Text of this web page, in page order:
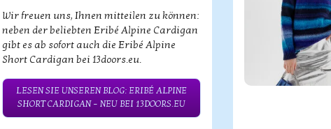
Wir freuen uns, Ihnen mitteilen zu können:
neben der beliebten Eribé Alpine Cardigan
gibt es ab sofort auch die Eribé Alpine
Short Cardigan bei 13doors.eu.
LESEN SIE UNSEREN BLOG: ERIBÉ ALPINE
SHORT CARDIGAN – NEU BEI 13DOORS.EU